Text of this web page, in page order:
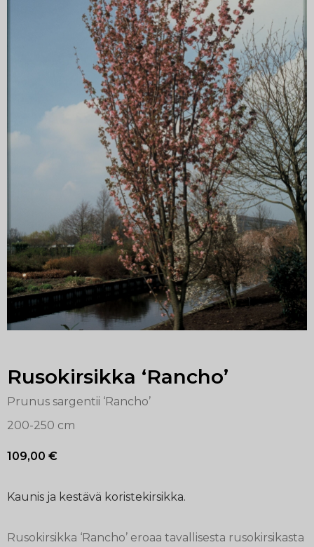
Rusokirsikka ‘Rancho’
Prunus sargentii ‘Rancho’
200-250 cm
109,00 €
Kaunis ja kestävä koristekirsikka.
Rusokirsikka ‘Rancho’ eroaa tavallisesta rusokirsikasta